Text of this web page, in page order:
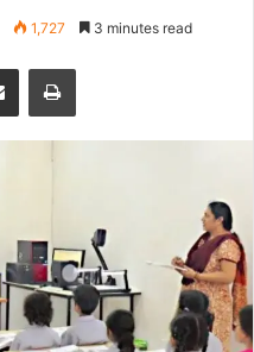
1,727 3 minutes read